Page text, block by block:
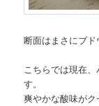
断面はまさにブド
こちらでは現在
す。
爽やかな酸味がク